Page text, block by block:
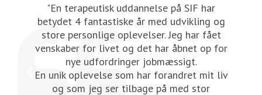
"En terapeutisk uddannelse på SIF har
betydet 4 fantastiske år med udvikling og
store personlige oplevelser. Jeg har fået
venskaber for livet og det har åbnet op for
nye udfordringer jobmæssigt.
En unik oplevelse som har forandret mit liv
og som jeg ser tilbage på med stor